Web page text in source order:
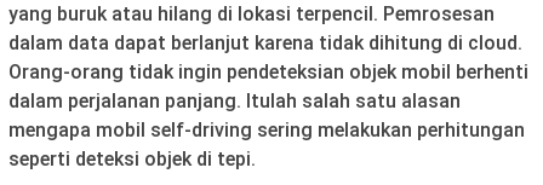
yang buruk atau hilang di lokasi terpencil. Pemrosesan
dalam data dapat berlanjut karena tidak dihitung di cloud.
Orang-orang tidak ingin pendeteksian objek mobil berhenti
dalam perjalanan panjang. Itulah salah satu alasan
mengapa mobil self-driving sering melakukan perhitungan
seperti deteksi objek di tepi.